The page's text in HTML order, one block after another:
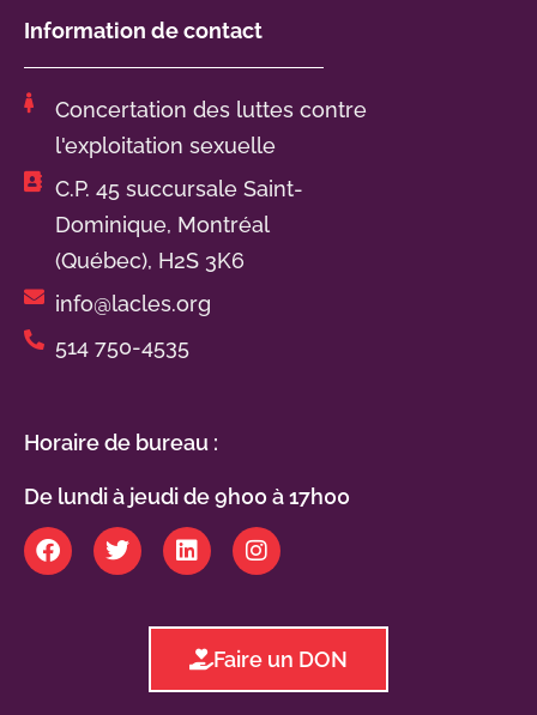
Information de contact
Concertation des luttes contre
l'exploitation sexuelle
C.P. 45 succursale Saint-
Dominique, Montréal
(Québec), H2S 3K6
info@lacles.org
514 750-4535
Horaire de bureau :
De lundi à jeudi de 9h00 à 17h00
Faire un DON